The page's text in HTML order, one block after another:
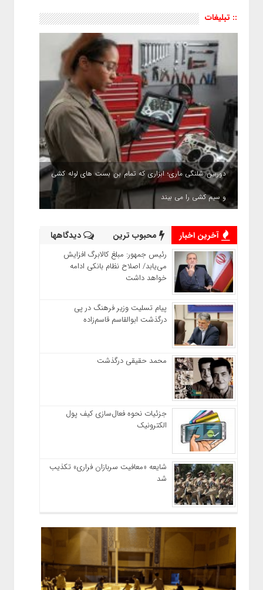
:: تبلیغات
دوربین شلنگی ماری؛ ابزاری که تمام بن بست های لوله کشی
و سیم کشی را می بیند
آخرین اخبار محبوب ترین دیدگاهها
رئیس‌ جمهور: مبلغ کالابرگ افزایش
می‌یابد/ اصلاح نظام بانکی ادامه
خواهد داشت
پیام تسلیت وزیر فرهنگ در پی
درگذشت ابوالقاسم قاسم‌زاده
محمد حقیقی درگذشت
جزئیات نحوه فعال‌سازی کیف پول
الکترونیک
شایعه «معافیت سربازان فراری» تکذیب
شد